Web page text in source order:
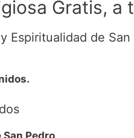
Gratis, a
Espiritualidad de San